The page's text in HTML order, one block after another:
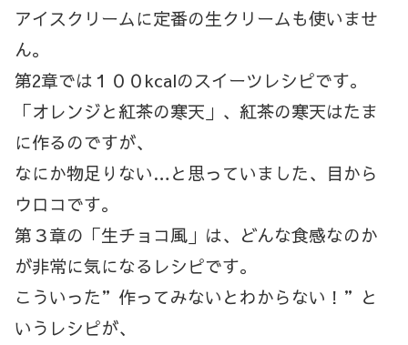
アイスクリームに定番の生クリームも使いませ
ん。
第2章では１００kcalのスイーツレシピです。
「オレンジと紅茶の寒天」、紅茶の寒天はたま
に作るのですが、
なにか物足りない…と思っていました、目から
ウロコです。
第３章の「生チョコ風」は、どんな食感なのか
が非常に気になるレシピです。
こういった”作ってみないとわからない！”と
いうレシピが、